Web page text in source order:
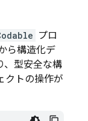
プロ
ら構造化デ
、型安全な構
クトの操作が